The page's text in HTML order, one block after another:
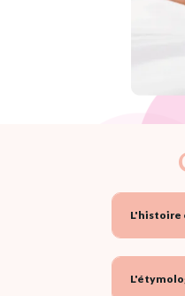
L'histoire